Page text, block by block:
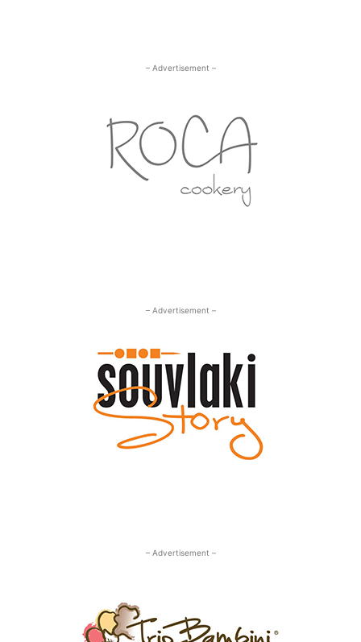
– Advertisement –
– Advertisement –
– Advertisement –